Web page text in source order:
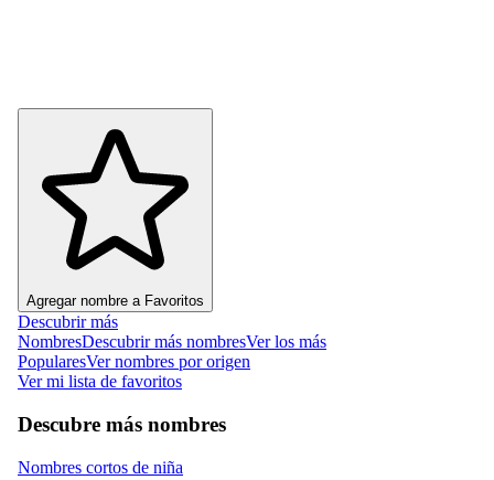
Agregar nombre a Favoritos
Descubrir más
NombresDescubrir más nombresVer los más
PopularesVer nombres por origen
Ver mi lista de favoritos
Descubre más nombres
Nombres cortos de niña